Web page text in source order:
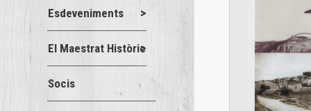
Esdeveniments
El Maestrat Històric
Socis